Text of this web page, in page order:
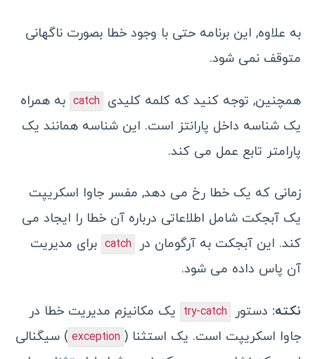
به علاوه, این برنامه حتی با وجود خطا بصورت ناگهانی
متوقف نمی شود.
همچنین, توجه کنید که کلمه کلیدی catch به همراه
یک شناسه داخل پارانتز است. این شناسه همانند یک
پارامتر تابع عمل می کند.
زمانی که یک خطا رخ می دهد, مفسر جاوا اسکریپت
یک آبجکت شامل اطلاعاتی درباره آن خطا را ایجاد می
کند. این آبجکت به آرگومان در
catch برای مدیریت
آن پاس داده می شود.
نکته: دستور try-catch یک مکانیزم مدیریت خطا در
جاوا اسکریپت است. یک استثنا ( exception ) سیگنالی